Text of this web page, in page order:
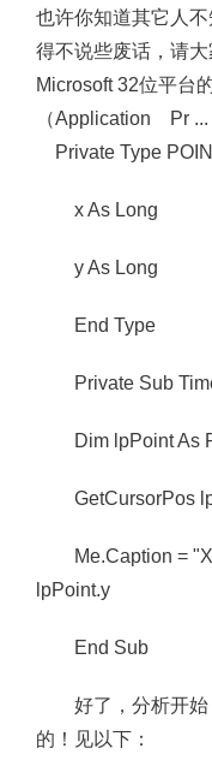
也许你知道其它人不
得不说些废话，请
Microsoft 32位平台
（Application Pr ...
Private Type
x As Long
y As Long
End Type
Private Sub
Dim lpPoint As
GetCursorPos
Me.Caption = "X
lpPoint.y
End Sub
好了，分析开始
的！见以下：